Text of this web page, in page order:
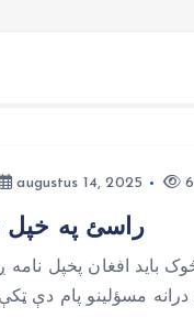
augustus 14, 2025
راسئ په خپل
بايد افغان پخپل نامه